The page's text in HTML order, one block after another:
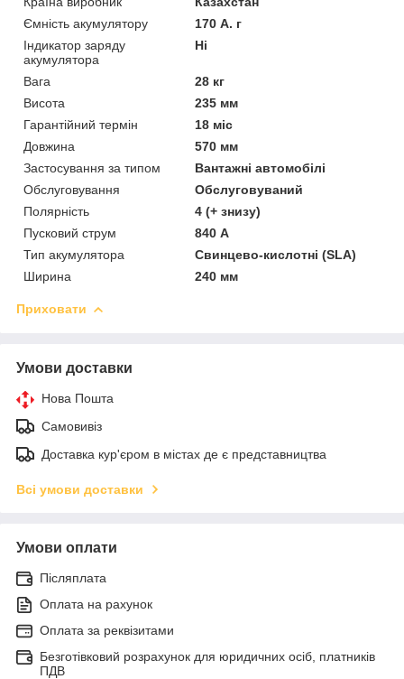
Ємність акумулятору
170 А. г
Індикатор заряду
акумулятора
Ні
Вага
28 кг
Висота
235 мм
Гарантійний термін
18 міс
Довжина
570 мм
Застосування за типом
Вантажні автомобілі
Обслуговування
Обслуговуваний
Полярність
4 (+ знизу)
Пусковий струм
840 А
Тип акумулятора
Свинцево-кислотні (SLA)
Ширина
240 мм
Приховати
Умови доставки
Нова Пошта
Самовивіз
Доставка кур'єром в містах де є представництва
Всі умови доставки
Умови оплати
Післяплата
Оплата на рахунок
Оплата за реквізитами
Безготівковий розрахунок для юридичних осіб, платників
ПДВ